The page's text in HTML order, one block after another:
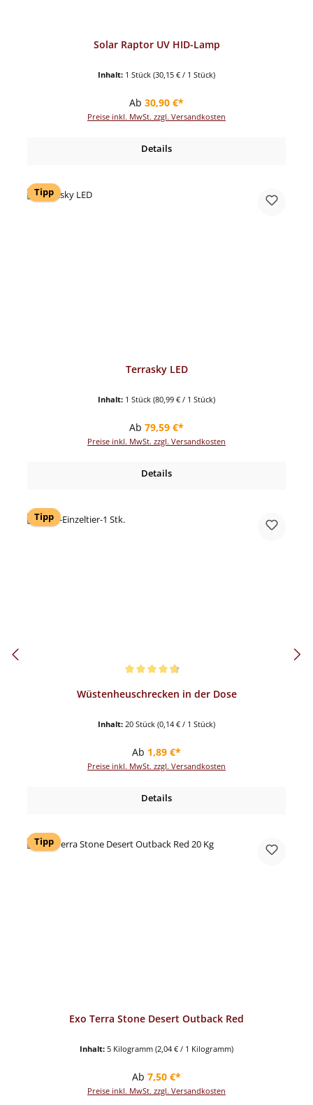
Solar Raptor UV HID-Lamp
Inhalt: 1 Stück (30,15 € / 1 Stück)
Regulärer Preis:
Ab 30,90 €*
Preise inkl. MwSt. zzgl. Versandkosten
Details
Tipp
Terrasky LED
Inhalt: 1 Stück (80,99 € / 1 Stück)
Regulärer Preis:
Ab 79,59 €*
Preise inkl. MwSt. zzgl. Versandkosten
Details
Tipp
Wüstenheuschrecken in der Dose
Inhalt: 20 Stück (0,14 € / 1 Stück)
Regulärer Preis:
Ab 1,89 €*
Preise inkl. MwSt. zzgl. Versandkosten
Details
Tipp
Exo Terra Stone Desert Outback Red
Inhalt: 5 Kilogramm (2,04 € / 1 Kilogramm)
Regulärer Preis:
Ab 7,50 €*
Preise inkl. MwSt. zzgl. Versandkosten